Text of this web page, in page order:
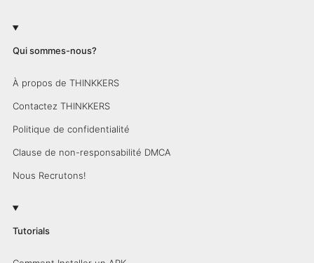
Qui sommes-nous?
À propos de THINKKERS
Contactez THINKKERS
Politique de confidentialité
Clause de non-responsabilité DMCA
Nous Recrutons!
Tutorials